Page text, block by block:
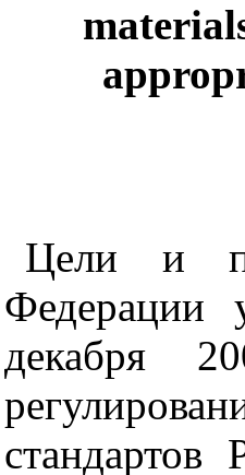
Цели и
Федерации
декабря